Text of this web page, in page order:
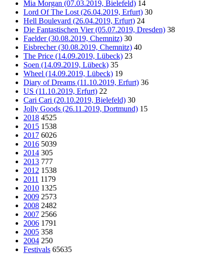
Mia Morgan (07.03.2019, Bielefeld) 14
Lord Of The Lost (26.04.2019, Erfurt) 30
Hell Boulevard (26.04.2019, Erfurt) 24
Die Fantastischen Vier (05.07.2019, Dresden) 38
Faelder (30.08.2019, Chemnitz) 30
Eisbrecher (30.08.2019, Chemnitz) 40
The Price (14.09.2019, Lübeck) 23
Soen (14.09.2019, Lübeck) 35
Wheel (14.09.2019, Lübeck) 19
Diary of Dreams (11.10.2019, Erfurt) 36
US (11.10.2019, Erfurt) 22
Cari Cari (20.10.2019, Bielefeld) 30
Jolly Goods (26.11.2019, Dortmund) 15
2018 4525
2015 1538
2017 6026
2016 5039
2014 305
2013 777
2012 1538
2011 1179
2010 1325
2009 2573
2008 2482
2007 2566
2006 1791
2005 358
2004 250
Festivals 65635